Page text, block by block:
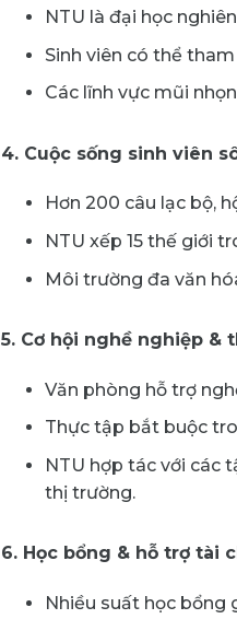
NTU là đại học
Sinh viên có thể
Các lĩnh vực mũi
4. Cuộc sống sinh viên
Hơn 200 câu lạc bộ,
NTU xếp 15 thế giới
Môi trường đa văn
5. Cơ hội nghề nghiệp &
Văn phòng hỗ trợ
Thực tập bắt buộc
NTU hợp tác với các
thị trường.
6. Học bổng & hỗ trợ tài
Nhiều suất học bổng